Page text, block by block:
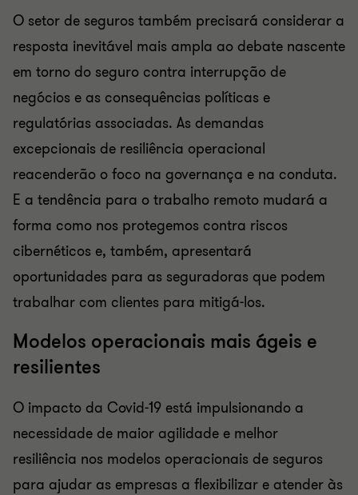
O setor de seguros também precisará considerar a
resposta inevitável mais ampla ao debate nascente
em torno do seguro contra interrupção de
negócios e as consequências políticas e
regulatórias associadas. As demandas
excepcionais de resiliência operacional
reacenderão o foco na governança e na conduta.
E a tendência para o trabalho remoto mudará a
forma como nos protegemos contra riscos
cibernéticos e, também, apresentará
oportunidades para as seguradoras que podem
trabalhar com clientes para mitigá-los.
Modelos operacionais mais ágeis e
resilientes
O impacto da Covid-19 está impulsionando a
necessidade de maior agilidade e melhor
resiliência nos modelos operacionais de seguros
para ajudar as empresas a flexibilizar e atender às